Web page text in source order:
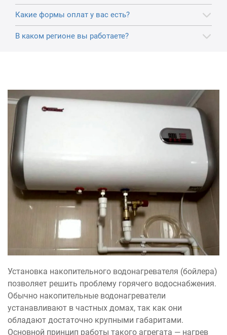
Какие формы оплат у вас есть?
В каком регионе вы работаете?
Установка накопительного водонагревателя (бойлера)
позволяет решить проблему горячего водоснабжения.
Обычно накопительные водонагреватели
устанавливают в частных домах, так как они
обладают достаточно крупными габаритами.
Основной принцип работы такого агрегата — нагрев